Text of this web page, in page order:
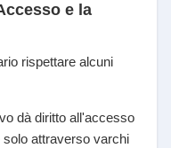
e la
rispettare alcuni
dà diritto all'accesso
solo attraverso varchi